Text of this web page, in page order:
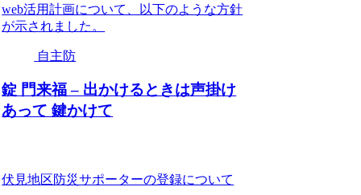
web活用計画について、以下のような方針
が示されました。
自主防
錠 門来福 – 出かけるときは声掛け
あって 鍵かけて
伏見地区防災サポーターの登録について